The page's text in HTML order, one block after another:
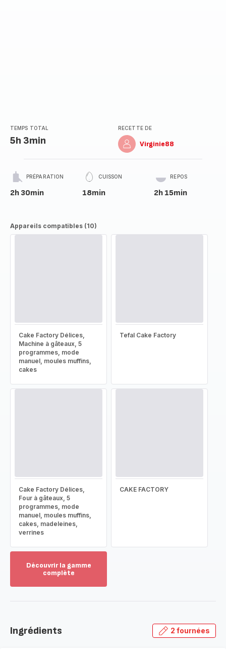
TEMPS TOTAL
5h 3min
RECETTE DE
Virginie88
PRÉPARATION
2h 30min
CUISSON
18min
REPOS
2h 15min
Appareils compatibles (10)
Cake Factory Délices,
Machine à gâteaux, 5
programmes, mode
manuel, moules muffins,
cakes
Tefal Cake Factory
Cake Factory Délices,
Four à gâteaux, 5
programmes, mode
manuel, moules muffins,
cakes, madeleines,
verrines
CAKE FACTORY
Découvrir la gamme
complète
gamme
Ingrédients 2 fournées